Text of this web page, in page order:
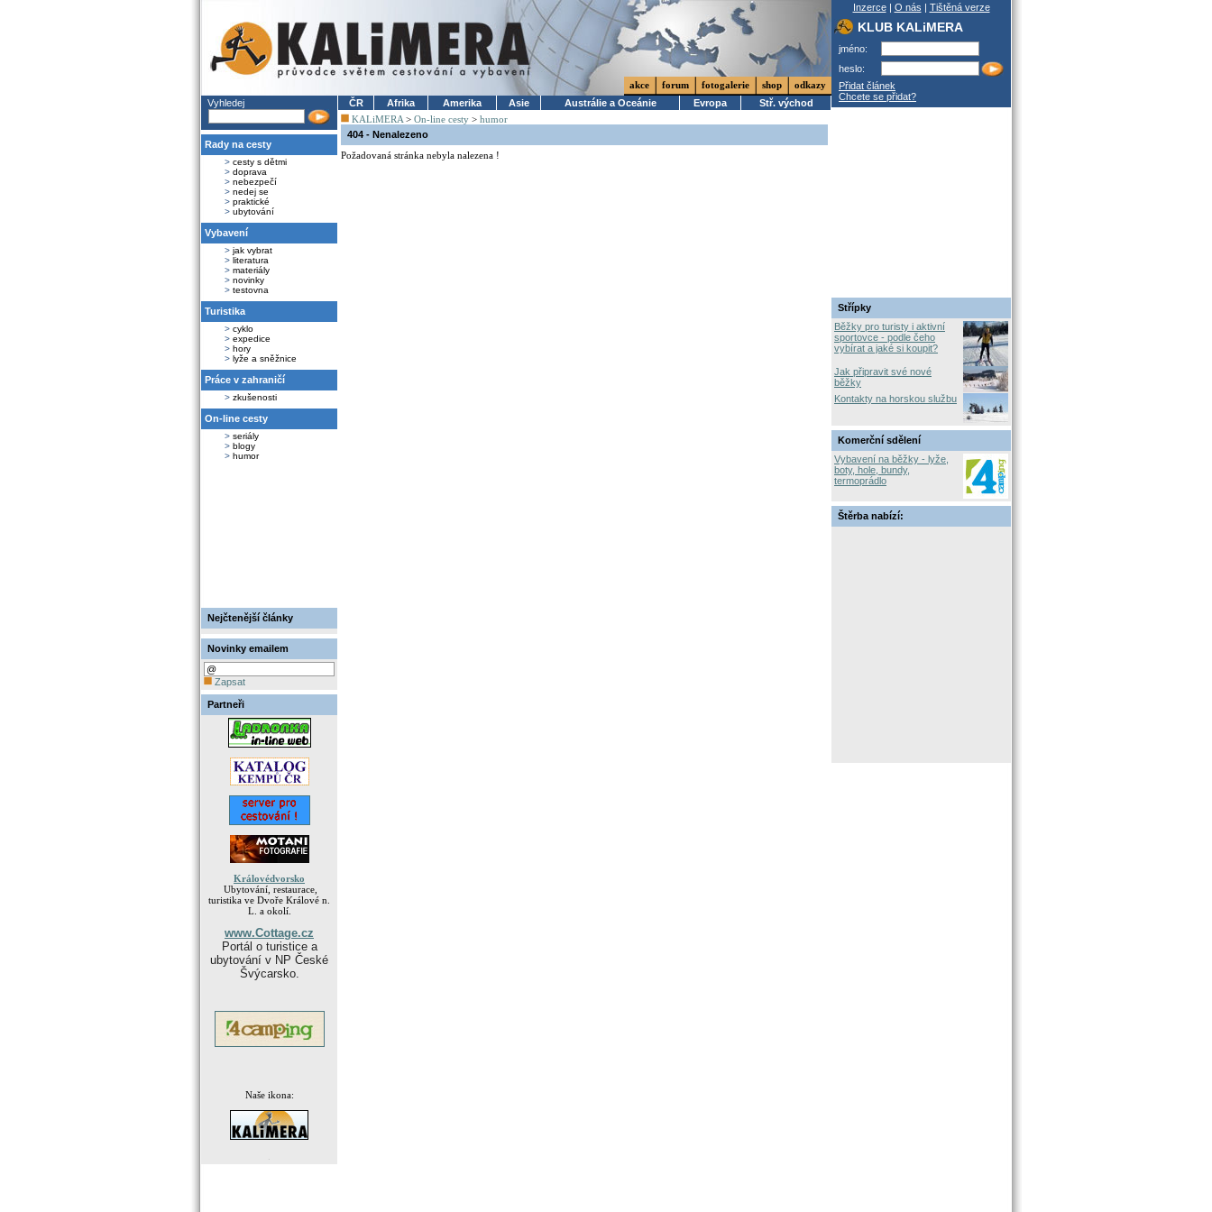
Vyhledej
Rady na cesty
> cesty s dětmi
> doprava
> nebezpečí
> nedej se
> praktické
> ubytování
Vybavení
> jak vybrat
> literatura
> materiály
> novinky
> testovna
Turistika
> cyklo
> expedice
> hory
> lyže a sněžnice
Práce v zahraničí
> zkušenosti
On-line cesty
> seriály
> blogy
> humor
Nejčtenější články
Novinky emailem
Zapsat
Partneři
Královédvorsko
Ubytování, restaurace,
turistika ve Dvoře Králové n.
L. a okolí.
www.Cottage.cz
Portál o turistice a
ubytování v NP České
Švýcarsko.
Naše ikona:
akce forum fotogalerie shop
odkazy
ČR
Afrika Amerika Asie Austrálie a Oceánie Evropa
Stř. východ
KALiMERA > On-line cesty > humor
404 - Nenalezeno
Požadovaná stránka nebyla nalezena !
Inzerce| O nás | Tištěná verze
KLUB KALiMERA
jméno:
heslo:
Přidat článek
Chcete se přidat?
Střípky
Běžky pro turisty i aktivní
sportovce - podle čeho
vybírat a jaké si koupit?
Jak připravit své nové
běžky
Kontakty na horskou službu
Komerční sdělení
Vybavení na běžky - lyže,
boty, hole, bundy,
termoprádlo
Štěrba nabízí: